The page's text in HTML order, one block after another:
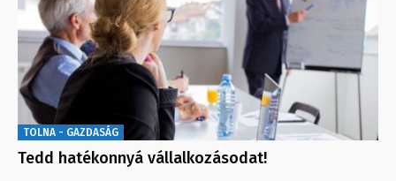
TOLNA - GAZDASÁG
Tedd hatékonnyá vállalkozásodat!